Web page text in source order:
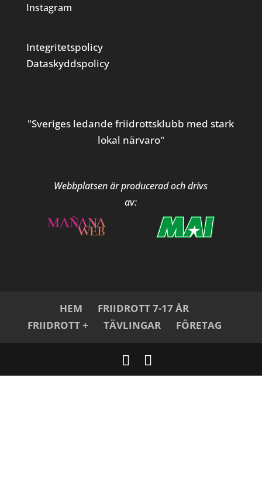
Instagram
Integritetspolicy
Dataskyddspolicy
"Sveriges ledande friidrottsklubb med stark
lokal närvaro"
Webbplatsen är producerad och drivs
av:
HEM
FRIIDROTT 7-17 ÅR
FRIIDROTT +
TÄVLINGAR FÖRETAG